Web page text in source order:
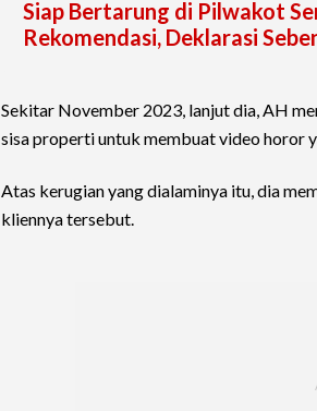
Siap Bertarung di Pilwakot
Rekomendasi, Deklarasi
Sekitar November 2023, lanjut dia, AH
sisa properti untuk membuat video horor
Atas kerugian yang dialaminya itu, dia
kliennya tersebut.